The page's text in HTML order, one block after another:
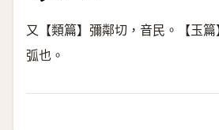
又【類篇】彌鄰切，音民。【玉
弧也。